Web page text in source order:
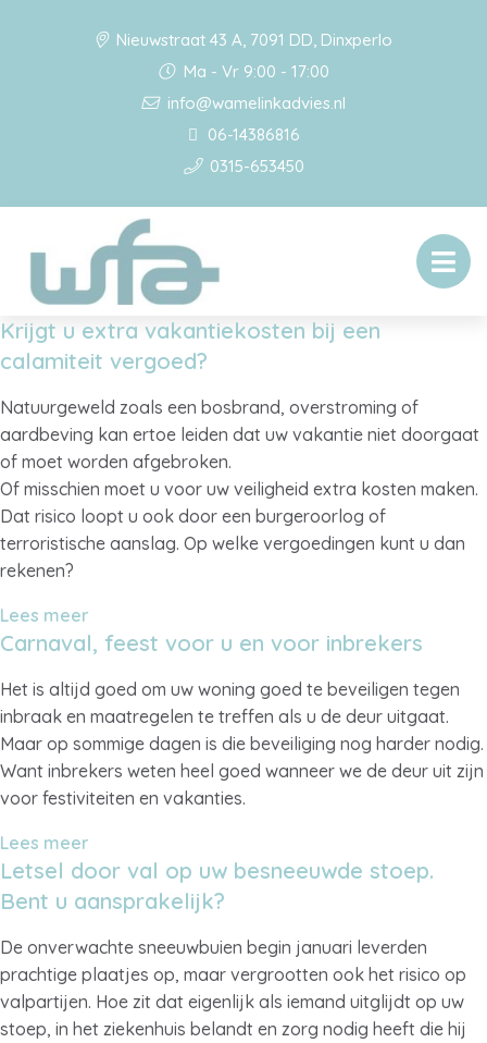
Nieuwstraat 43 A, 7091 DD, Dinxperlo
Ma - Vr 9:00 - 17:00
info@wamelinkadvies.nl
06-14386816
0315-653450
Krijgt u extra vakantiekosten bij een
calamiteit vergoed?
Natuurgeweld zoals een bosbrand, overstroming of
aardbeving kan ertoe leiden dat uw vakantie niet doorgaat
of moet worden afgebroken.
Of misschien moet u voor uw veiligheid extra kosten maken.
Dat risico loopt u ook door een burgeroorlog of
terroristische aanslag. Op welke vergoedingen kunt u dan
rekenen?
Lees meer
Carnaval, feest voor u en voor inbrekers
Het is altijd goed om uw woning goed te beveiligen tegen
inbraak en maatregelen te treffen als u de deur uitgaat.
Maar op sommige dagen is die beveiliging nog harder nodig.
Want inbrekers weten heel goed wanneer we de deur uit zijn
voor festiviteiten en vakanties.
Lees meer
Letsel door val op uw besneeuwde stoep.
Bent u aansprakelijk?
De onverwachte sneeuwbuien begin januari leverden
prachtige plaatjes op, maar vergrootten ook het risico op
valpartijen. Hoe zit dat eigenlijk als iemand uitglijdt op uw
stoep, in het ziekenhuis belandt en zorg nodig heeft die hij